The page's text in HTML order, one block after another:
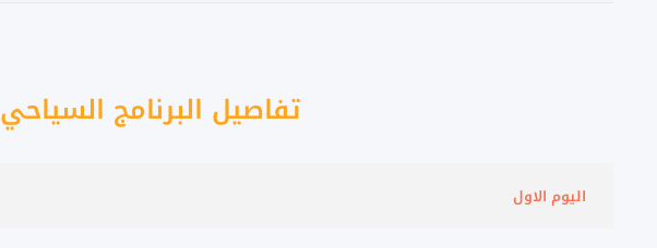
تفاصيل البرنامج السياحي
اليوم الاول